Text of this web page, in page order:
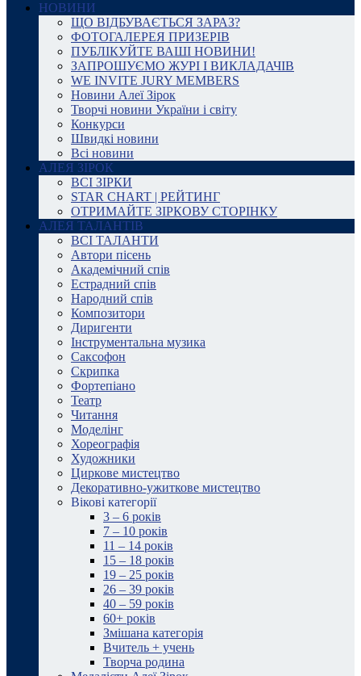
НОВИНИ
ЩО ВІДБУВАЄТЬСЯ ЗАРАЗ?
ФОТОГАЛЕРЕЯ ПРИЗЕРІВ
ПУБЛІКУЙТЕ ВАШІ НОВИНИ!
ЗАПРОШУЄМО ЖУРІ І ВИКЛАДАЧІВ
WE INVITE JURY MEMBERS
Новини Алеї Зірок
Творчі новини України і світу
Конкурси
Швидкі новини
Всі новини
АЛЕЯ ЗІРОК
ВСІ ЗІРКИ
STAR CHART | РЕЙТИНГ
ОТРИМАЙТЕ ЗІРКОВУ СТОРІНКУ
АЛЕЯ ТАЛАНТІВ
ВСІ ТАЛАНТИ
Автори пісень
Академічний спів
Естрадний спів
Народний спів
Композитори
Диригенти
Інструментальна музика
Саксофон
Скрипка
Фортепіано
Театр
Читання
Моделінг
Хореографія
Художники
Циркове мистецтво
Декоративно-ужиткове мистецтво
Вікові категорії
3 – 6 років
7 – 10 років
11 – 14 років
15 – 18 років
19 – 25 років
26 – 39 років
40 – 59 років
60+ років
Змішана категорія
Вчитель + учень
Творча родина